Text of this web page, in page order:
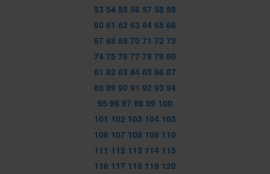
53 54 55 56 57 58 59
60 61 62 63 64 65 66
67 68 69 70 71 72 73
74 75 76 77 78 79 80
81 82 83 84 85 86 87
88 89 90 91 92 93 94
95 96 97 98 99 100
101 102 103 104 105
106 107 108 109 110
111 112 113 114 115
116 117 118 119 120